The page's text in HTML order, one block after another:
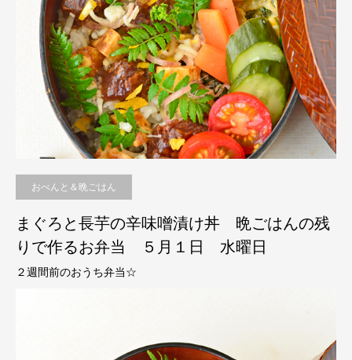
おべんと＆晩ごはん
まぐろと長芋の辛味噌漬け丼 晩ごはんの残
りで作るお弁当 ５月１日 水曜日
２週間前のおうち弁当☆